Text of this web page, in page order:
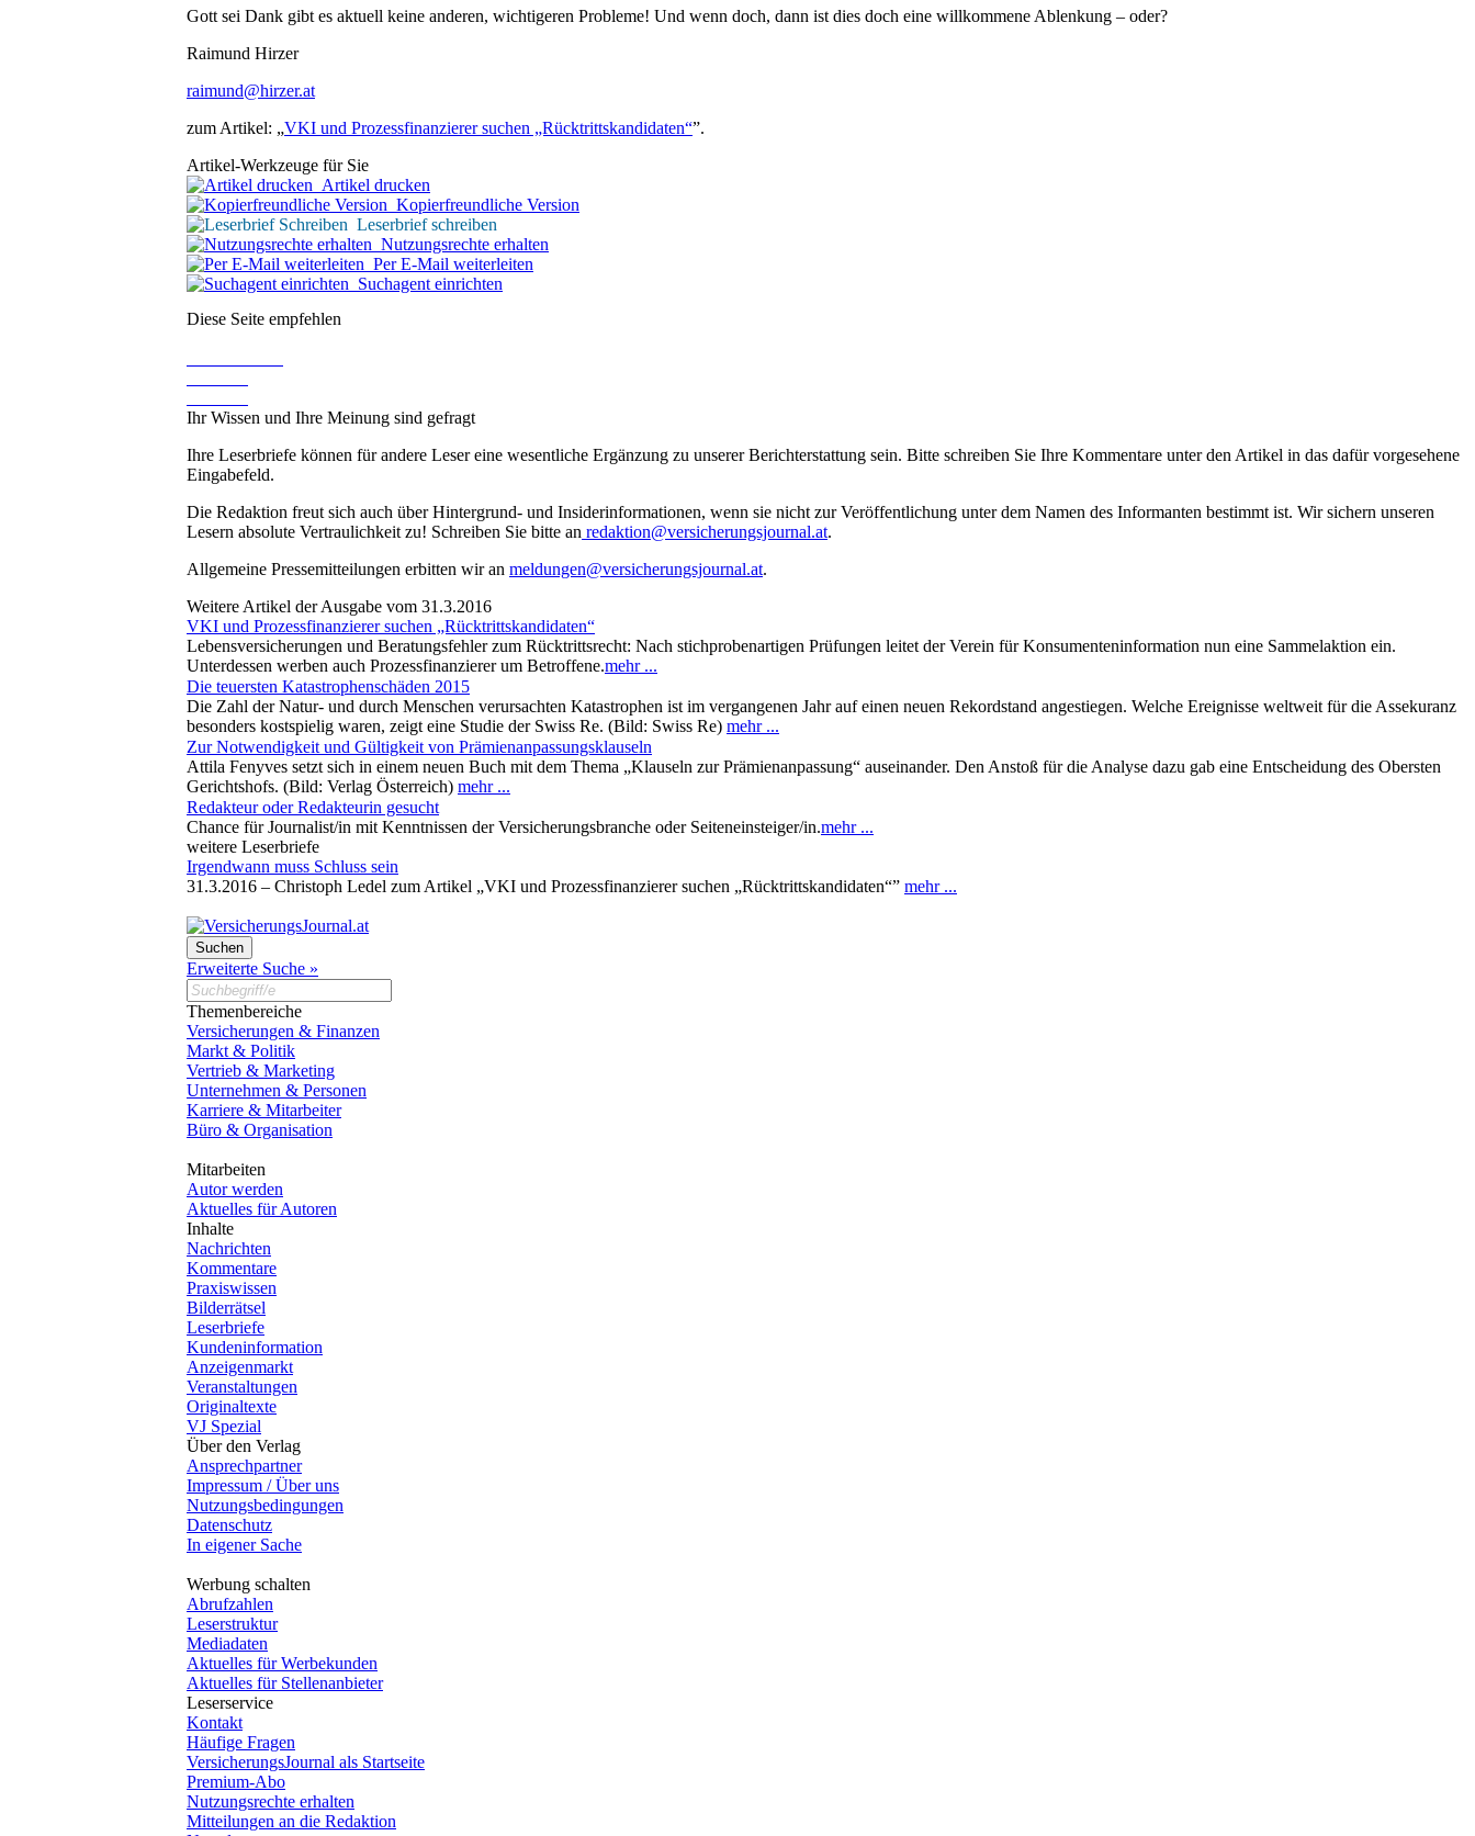
Gott sei Dank gibt es aktuell keine anderen, wichtigeren Probleme! Und wenn doch, dann ist dies doch eine willkommene Ablenkung – oder?
Raimund Hirzer
raimund@hirzer.at
zum Artikel: „VKI und Prozessfinanzierer suchen „Rücktrittskandidaten“”.
Artikel-Werkzeuge für Sie
Artikel drucken
Kopierfreundliche Version
Leserbrief schreiben
Nutzungsrechte erhalten
Per E-Mail weiterleiten
Suchagent einrichten
Diese Seite empfehlen
Ihr Wissen und Ihre Meinung sind gefragt
Ihre Leserbriefe können für andere Leser eine wesentliche Ergänzung zu unserer Berichterstattung sein. Bitte schreiben Sie Ihre Kommentare unter den Artikel in das dafür vorgesehene
Eingabefeld.
Die Redaktion freut sich auch über Hintergrund- und Insiderinformationen, wenn sie nicht zur Veröffentlichung unter dem Namen des Informanten bestimmt ist. Wir sichern unseren
Lesern absolute Vertraulichkeit zu! Schreiben Sie bitte an redaktion@versicherungsjournal.at.
Allgemeine Pressemitteilungen erbitten wir an meldungen@versicherungsjournal.at.
Weitere Artikel der Ausgabe vom 31.3.2016
VKI und Prozessfinanzierer suchen „Rücktrittskandidaten“
Lebensversicherungen und Beratungsfehler zum Rücktrittsrecht: Nach stichprobenartigen Prüfungen leitet der Verein für Konsumenteninformation nun eine Sammelaktion ein.
Unterdessen werben auch Prozessfinanzierer um Betroffene.mehr ...
Die teuersten Katastrophenschäden 2015
Die Zahl der Natur- und durch Menschen verursachten Katastrophen ist im vergangenen Jahr auf einen neuen Rekordstand angestiegen. Welche Ereignisse weltweit für die Assekuranz
besonders kostspielig waren, zeigt eine Studie der Swiss Re. (Bild: Swiss Re) mehr ...
Zur Notwendigkeit und Gültigkeit von Prämienanpassungsklauseln
Attila Fenyves setzt sich in einem neuen Buch mit dem Thema „Klauseln zur Prämienanpassung“ auseinander. Den Anstoß für die Analyse dazu gab eine Entscheidung des Obersten
Gerichtshofs. (Bild: Verlag Österreich) mehr ...
Redakteur oder Redakteurin gesucht
Chance für Journalist/in mit Kenntnissen der Versicherungsbranche oder Seiteneinsteiger/in.mehr ...
weitere Leserbriefe
Irgendwann muss Schluss sein
31.3.2016 – Christoph Ledel zum Artikel „VKI und Prozessfinanzierer suchen „Rücktrittskandidaten“” mehr ...
Erweiterte Suche »
Themenbereiche
Versicherungen & Finanzen
Markt & Politik
Vertrieb & Marketing
Unternehmen & Personen
Karriere & Mitarbeiter
Büro & Organisation
Mitarbeiten
Autor werden
Aktuelles für Autoren
Inhalte
Nachrichten
Kommentare
Praxiswissen
Bilderrätsel
Leserbriefe
Kundeninformation
Anzeigenmarkt
Veranstaltungen
Originaltexte
VJ Spezial
Über den Verlag
Ansprechpartner
Impressum / Über uns
Nutzungsbedingungen
Datenschutz
In eigener Sache
Werbung schalten
Abrufzahlen
Leserstruktur
Mediadaten
Aktuelles für Werbekunden
Aktuelles für Stellenanbieter
Leserservice
Kontakt
Häufige Fragen
VersicherungsJournal als Startseite
Premium-Abo
Nutzungsrechte erhalten
Mitteilungen an die Redaktion